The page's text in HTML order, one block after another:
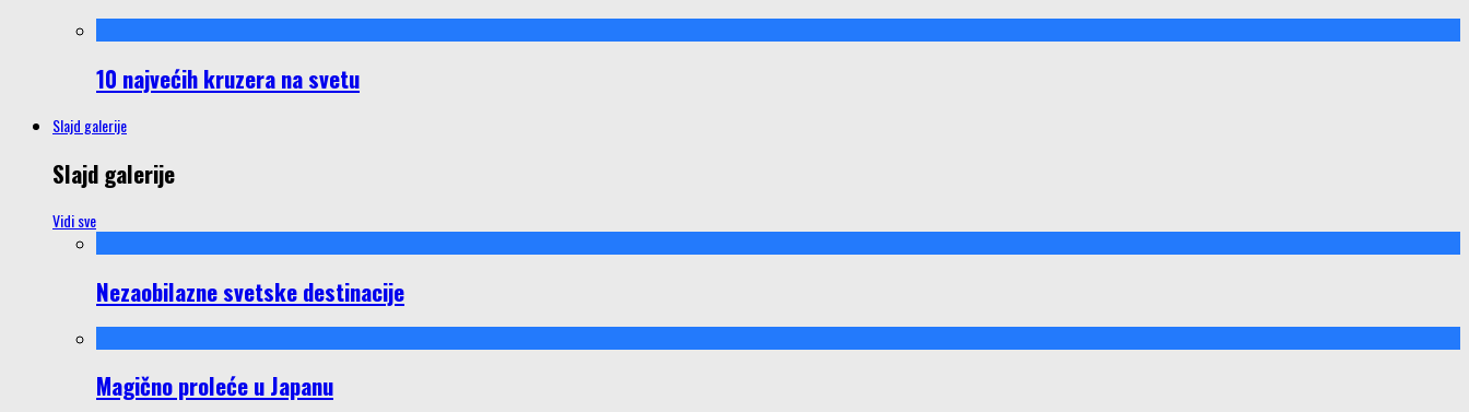
10 najvećih kruzera na svetu
Slajd galerije
Slajd galerije
Vidi sve
Nezaobilazne svetske destinacije
Magično proleće u Japanu